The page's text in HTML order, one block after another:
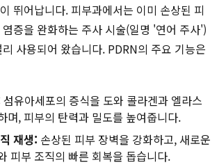
뛰어납니다. 피부과에서는 이미 손상된 피
증을 완화하는 주사 시술(일명 '연어 주사')
사용되어 왔습니다. PDRN의 주요 기능은
섬유아세포의 증식을 도와 콜라겐과 엘라스
며, 피부의 탄력과 밀도를 높여줍니다.
재생: 손상된 피부 장벽을 강화하고, 새로운
피부 조직의 빠른 회복을 돕습니다.